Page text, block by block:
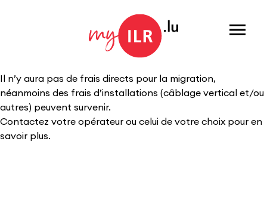
Menu
Il n’y aura pas de frais directs pour la migration,
néanmoins des frais d’installations (câblage vertical et/ou
autres) peuvent survenir.
Contactez votre opérateur ou celui de votre choix pour en
savoir plus.